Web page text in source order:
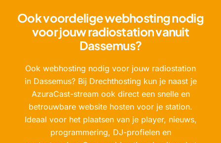
Ook voordelige webhosting nodig
voor jouw radiostation vanuit
Dassemus?
Ook webhosting nodig voor jouw radiostation
in Dassemus? Bij Drechthosting kun je naast je
AzuraCast-stream ook direct een snelle en
betrouwbare website hosten voor je station.
Ideaal voor het plaatsen van je player, nieuws,
programmering, DJ-profielen en